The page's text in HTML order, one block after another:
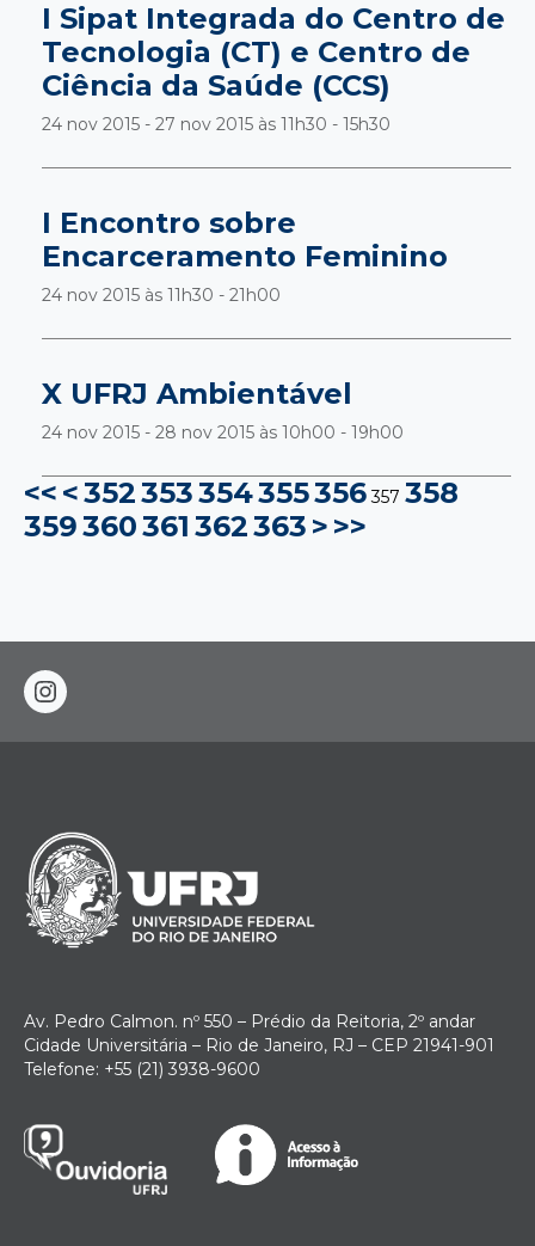
I Sipat Integrada do Centro de
Tecnologia (CT) e Centro de
Ciência da Saúde (CCS)
24 nov 2015 - 27 nov 2015 às 11h30 - 15h30
I Encontro sobre
Encarceramento Feminino
24 nov 2015 às 11h30 - 21h00
X UFRJ Ambientável
24 nov 2015 - 28 nov 2015 às 10h00 - 19h00
<< <352353354355356 357 358
359360361 362363 > >>
instagram
Av. Pedro Calmon. nº 550 – Prédio da Reitoria, 2º andar
Cidade Universitária – Rio de Janeiro, RJ – CEP 21941-901
Telefone: +55 (21) 3938-9600